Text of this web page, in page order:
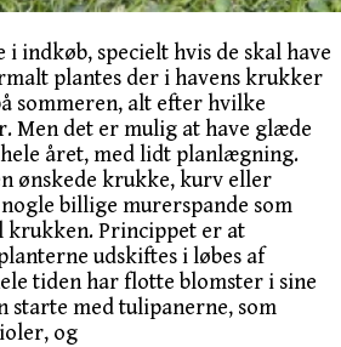
indkøb, specielt hvis de skal have
plantes der i havens krukker
sommeren, alt efter hvilke
Men det er mulig at have glæde
året, med lidt planlægning.
ønskede krukke, kurv eller
billige murerspande som
krukken. Princippet er at
udskiftes i løbes af
tiden har flotte blomster i sine
starte med tulipanerne, som
og